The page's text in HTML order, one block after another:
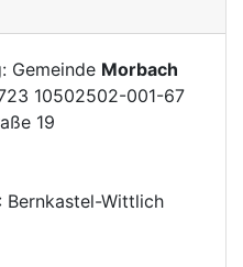
Gemeinde Morbach
10502502-001-67
19
Bernkastel-Wittlich